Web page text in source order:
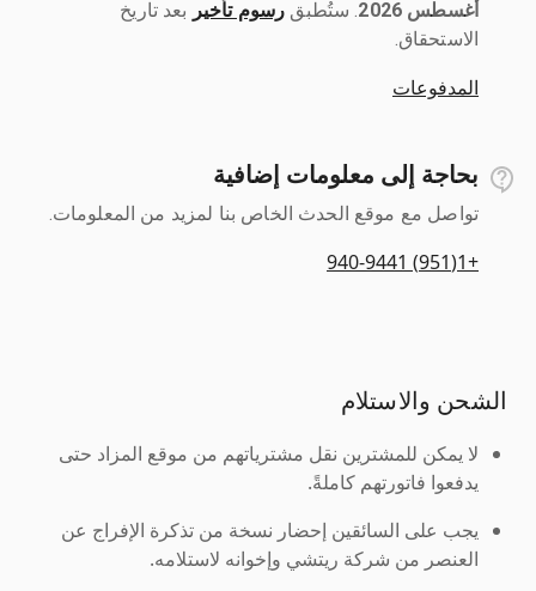
أغسطس 2026
رسوم تأخير بعد تاريخ
الاستحقاق.
المدفوعات
بحاجة إلى معلومات إضافية
تواصل مع موقع الحدث الخاص بنا لمزيد من المعلومات.
+1(951) 940-9441
الشحن والاستلام
لا يمكن للمشترين نقل مشترياتهم من موقع المزاد حتى
يدفعوا فاتورتهم كاملةً.
يجب على السائقين إحضار نسخة من تذكرة الإفراج عن
العنصر من شركة ريتشي وإخوانه لاستلامه.